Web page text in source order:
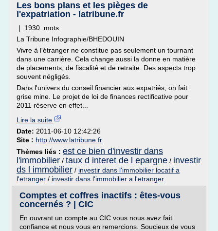
Les bons plans et les pièges de
l'expatriation - latribune.fr
| 1930 mots
La Tribune Infographie/BHEDOUIN
Vivre à l'étranger ne constitue pas seulement un tournant
dans une carrière. Cela change aussi la donne en matière
de placements, de fiscalité et de retraite. Des aspects trop
souvent négligés.
Dans l'univers du conseil financier aux expatriés, on fait
grise mine. Le projet de loi de finances rectificative pour
2011 réserve en effet...
Lire la suite
Date: 2011-06-10 12:42:26
Site : http://www.latribune.fr
Thèmes liés : est ce bien d'investir dans
l'immobilier / taux d interet de l epargne / investir
ds l immobilier / investir dans l'immobilier locatif a
l'etranger / investir dans l'immobilier a l'etranger
Comptes et coffres inactifs : êtes-vous
concernés ? | CIC
En ouvrant un compte au CIC vous nous avez fait
confiance et nous vous en remercions. Soucieux de vous